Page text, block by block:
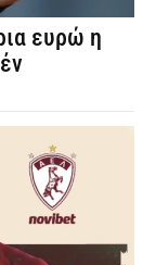
ευρώ η